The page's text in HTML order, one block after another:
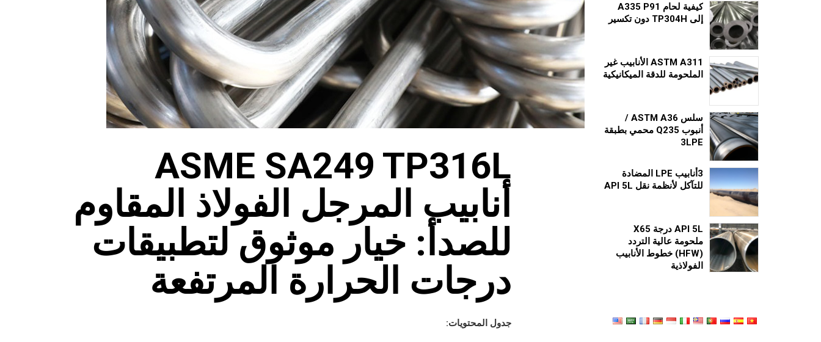
ASME SA249 TP316L
أنابيب المرجل الفولاذ المقاوم
للصدأ: خيار موثوق لتطبيقات
درجات الحرارة المرتفعة
جدول المحتويات:
كيفية لحام A335 P91
إلى TP304H دون تكسير
ASTM A311 الأنابيب غير
الملحومة للدقة الميكانيكية
سلس ASTM A36 /
أنبوب Q235 محمي بطبقة
3LPE
3أنابيب LPE المضادة
للتآكل لأنظمة نقل API 5L
API 5L درجة X65
ملحومة عالية التردد
(HFW) خطوط الأنابيب
الفولاذية